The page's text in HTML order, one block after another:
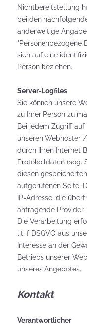
Nichtbereitstellung
bei den
anderweitige
"Personenbezogene
sich auf eine
Person beziehen.
Server-Logfiles
Sie können unsere
zu Ihrer Person zu
Bei jedem Zugriff
unseren Webhoster
durch Ihren Internet
Protokolldaten (sog.
diesen
aufgerufenen Seite,
IP-Adresse, die
anfragende Provider.
Die Verarbeitung
lit. f DSGVO aus
Interesse an der
Betriebs unserer
unseres Angebotes.
Kontakt
Verantwortlicher